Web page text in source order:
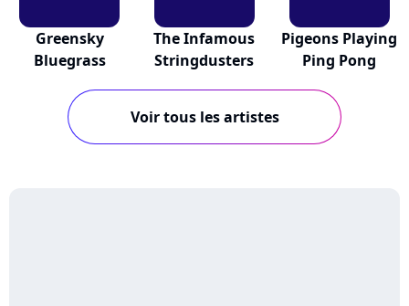
Greensky
Bluegrass
The Infamous
Stringdusters
Pigeons Playing
Ping Pong
Voir tous les artistes